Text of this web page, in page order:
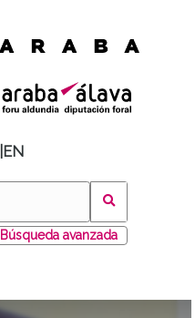
EN
Búsqueda avanzada